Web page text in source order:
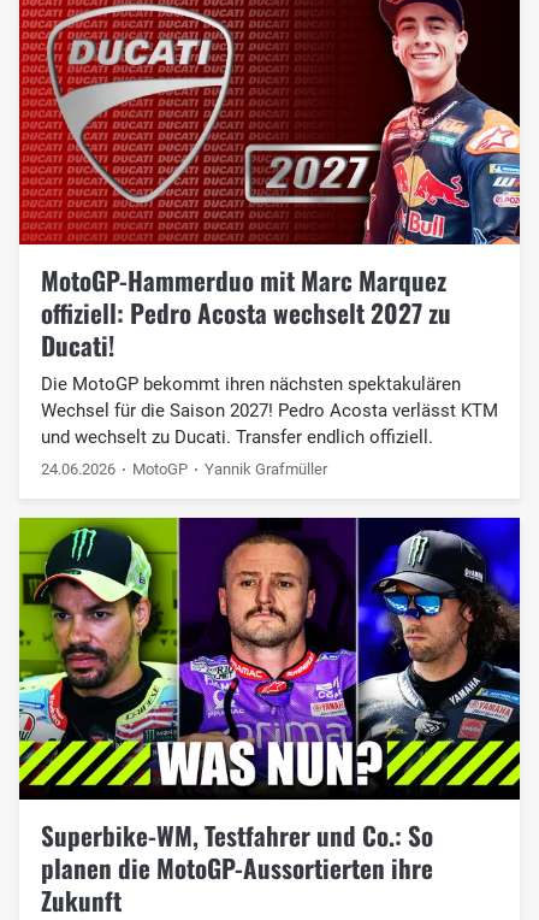
MotoGP-Hammerduo mit Marc Marquez
offiziell: Pedro Acosta wechselt 2027 zu
Ducati!
Die MotoGP bekommt ihren nächsten spektakulären
Wechsel für die Saison 2027! Pedro Acosta verlässt KTM
und wechselt zu Ducati. Transfer endlich offiziell.
24.06.2026 MotoGP Yannik Grafmüller
Superbike-WM, Testfahrer und Co.: So
planen die MotoGP-Aussortierten ihre
Zukunft